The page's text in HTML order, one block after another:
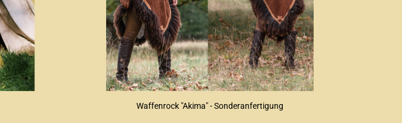
Waffenrock "Akima" - Sonderanfertigung